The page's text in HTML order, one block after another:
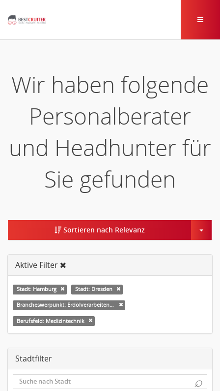
Wir haben folgende
Personalberater
und Headhunter für
Sie gefunden
Sortieren nach Relevanz
Aktive Filter
Stadt: Hamburg Stadt: Dresden
Brancheswerpunkt: Erdölverarbeitende Industrie
Berufsfeld: Medizintechnik
Stadtfilter
⌕